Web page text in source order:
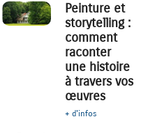
Peinture et
storytelling :
comment
raconter
une histoire
à travers vos
œuvres
+ d'infos